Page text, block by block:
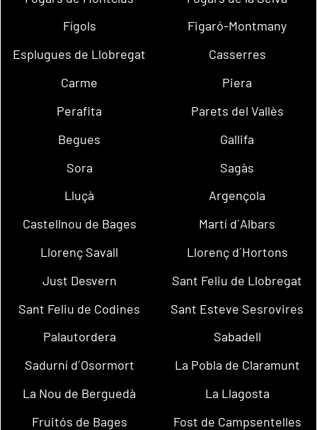
Fígols
Figaró-Montmany
Esplugues de Llobregat
Casserres
Carme
Piera
Perafita
Parets del Vallès
Begues
Gallifa
Sora
Sagàs
Lluçà
Argençola
Castellnou de Bages
Martí d´Albars
Llorenç Savall
Llorenç d´Hortons
Just Desvern
Sant Feliu de Llobregat
Sant Feliu de Codines
Sant Esteve Sesrovires
Palautordera
Sabadell
Sadurní d´Osormort
La Pobla de Claramunt
La Nou de Berguedà
La Llagosta
Fruitós de Bages
Fost de Campsentelles